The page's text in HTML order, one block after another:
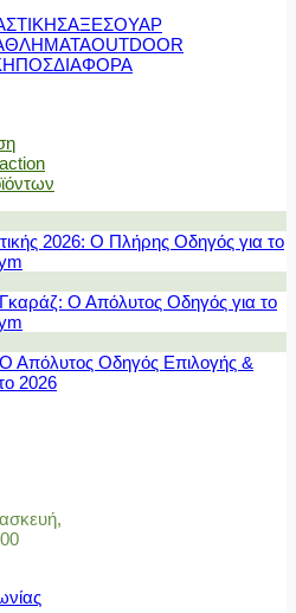
ΑΞΕΣΟΥΑΡ
OUTDOOR
ΔΙΑΦΟΡΑ
2026: Ο Πλήρης Οδηγός για το
Ο Απόλυτος Οδηγός για το
Απόλυτος Οδηγός Επιλογής &
2026